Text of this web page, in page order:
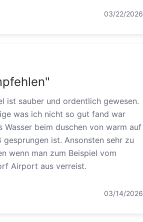
03/22/2026
ist sauber und ordentlich gewesen.
was ich nicht so gut fand war
Wasser beim duschen von warm auf
gesprungen ist. Ansonsten sehr zu
wenn man zum Beispiel vom
Airport aus verreist.
03/14/2026